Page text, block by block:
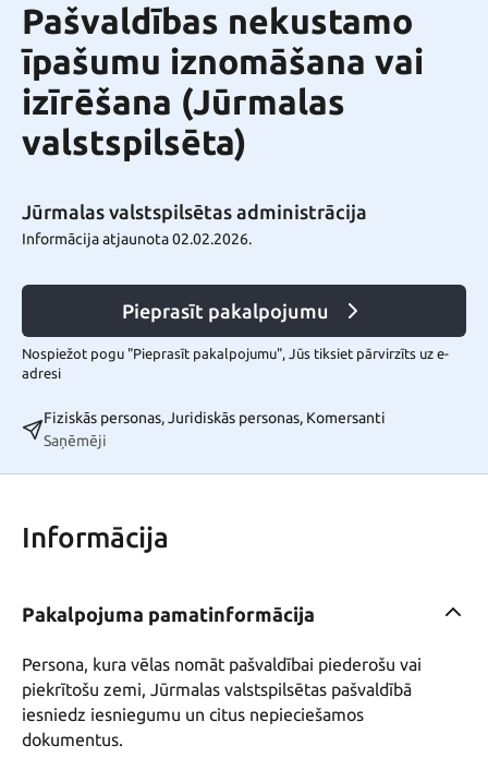
Pašvaldības nekustamo
īpašumu iznomāšana vai
izīrēšana (Jūrmalas
valstspilsēta)
Jūrmalas valstspilsētas administrācija
Informācija atjaunota 02.02.2026.
Pieprasīt pakalpojumu
Nospiežot pogu "Pieprasīt pakalpojumu", Jūs tiksiet pārvirzīts uz e-
adresi
Fiziskās personas, Juridiskās personas, Komersanti
Saņēmēji
Informācija
Pakalpojuma pamatinformācija
Persona, kura vēlas nomāt pašvaldībai piederošu vai
piekrītošu zemi, Jūrmalas valstspilsētas pašvaldībā
iesniedz iesniegumu un citus nepieciešamos
dokumentus.